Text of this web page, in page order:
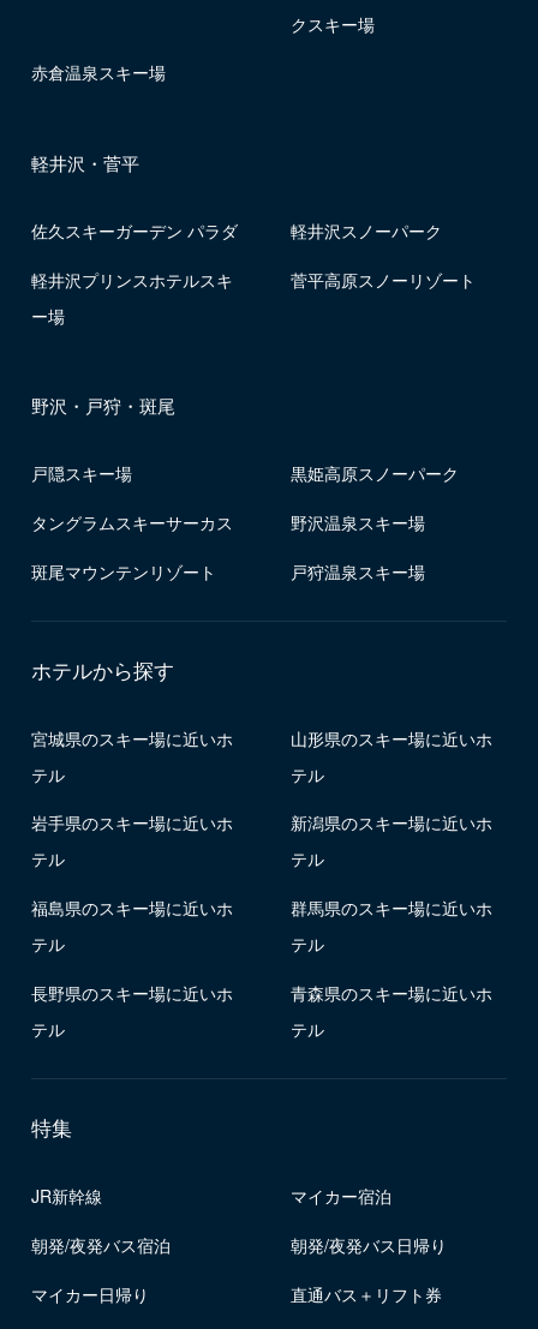
クスキー場
赤倉温泉スキー場
軽井沢・菅平
佐久スキーガーデン パラダ 軽井沢スノーパーク
軽井沢プリンスホテルスキ
ー場
菅平高原スノーリゾート
野沢・戸狩・斑尾
戸隠スキー場 黒姫高原スノーパーク
タングラムスキーサーカス 野沢温泉スキー場
斑尾マウンテンリゾート 戸狩温泉スキー場
ホテルから探す
宮城県のスキー場に近いホ
テル
山形県のスキー場に近いホ
テル
岩手県のスキー場に近いホ
テル
新潟県のスキー場に近いホ
テル
福島県のスキー場に近いホ
テル
群馬県のスキー場に近いホ
テル
長野県のスキー場に近いホ
テル
青森県のスキー場に近いホ
テル
特集
JR新幹線 マイカー宿泊
朝発/夜発バス宿泊 朝発/夜発バス日帰り
マイカー日帰り 直通バス＋リフト券